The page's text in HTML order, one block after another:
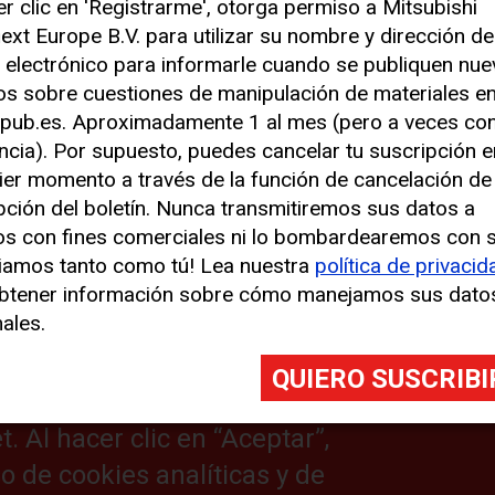
mejorar su experiencia
similares (denominadas, en su
cookies analíticas para
web. También hacemos uso
su experiencia en nuestro
de ubicación). Estas
en su dispositivo y pueden
hacer clic en “Aceptar”,
de cookies analíticas y de
clic en 'Registrarme', otorga permiso a Mitsubishi
Europe B.V. para utilizar su nombre y dirección de
para informarle cuando se publiquen
sobre cuestiones de manipulación de materiales en
Aproximadamente 1 al mes (pero a veces
Por supuesto, puedes cancelar tu suscripción
momento a través de la función de cancelación de
del boletín. Nunca transmitiremos sus datos a
con fines comerciales ni lo bombardearemos con
tanto como tú! Lea nuestra política de
información sobre cómo manejamos sus